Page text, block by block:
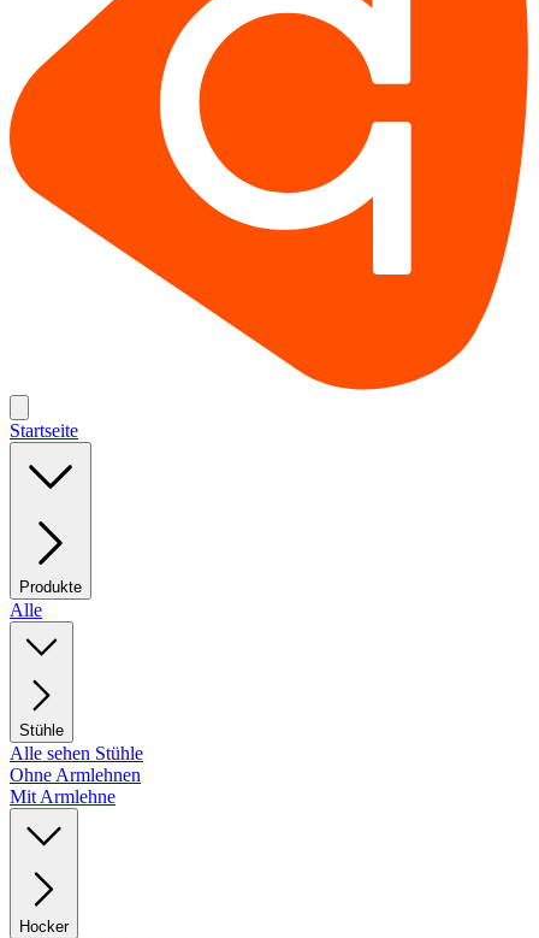
Startseite
Produkte
Alle
Stühle
Alle sehen Stühle
Ohne Armlehnen
Mit Armlehne
Hocker